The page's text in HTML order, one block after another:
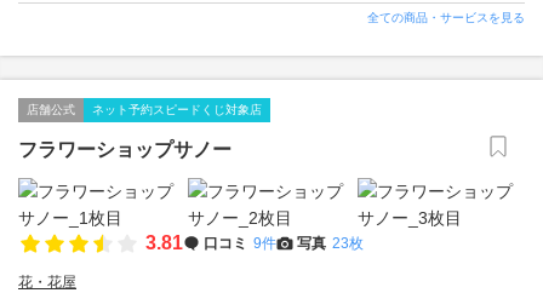
全ての商品・サービスを見る
店舗公式 ネット予約スピードくじ対象店
フラワーショップサノー
3.81 口コミ 9件 写真 23枚
花・花屋